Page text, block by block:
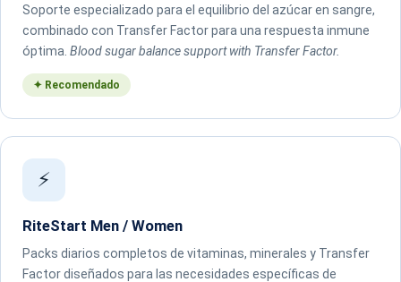
Soporte especializado para el equilibrio del azúcar en sangre,
combinado con Transfer Factor para una respuesta inmune
óptima. Blood sugar balance support with Transfer Factor.
✦ Recomendado
⚡
RiteStart Men / Women
Packs diarios completos de vitaminas, minerales y Transfer
Factor diseñados para las necesidades específicas de